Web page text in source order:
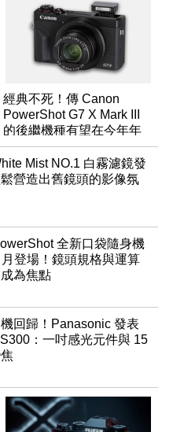
經典不死！傳 Canon
PowerShot G7 X Mark III
的後繼機種有望在今年年
底前推出？
Mist NO.1 白霧濾鏡發
營造出舊鏡頭的影像氛
全新口袋隨身機
登場！鏡頭規格與運算
為焦點
回歸！Panasonic 發表
：一吋感光元件與 15